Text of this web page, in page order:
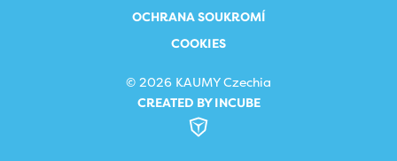
OCHRANA SOUKROMÍ
COOKIES
© 2026 KAUMY Czechia
CREATED BY INCUBE